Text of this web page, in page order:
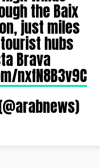
the Baix
just miles
hubs
Brava
nxfN8B3v9C